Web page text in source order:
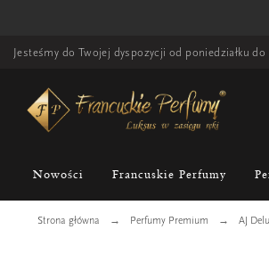
Jesteśmy do Twojej dyspozycji od poniedziałku
Nowości Francuskie Perfumy
Strona główna Perfumy Premium AJ